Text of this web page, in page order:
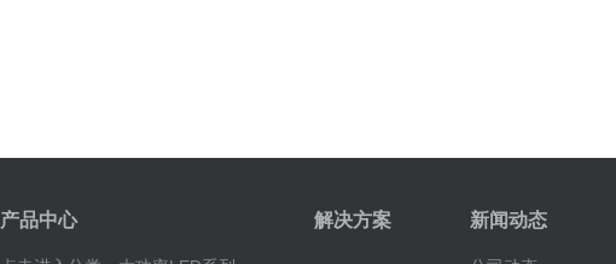
产品中心 解决方案 新闻动态